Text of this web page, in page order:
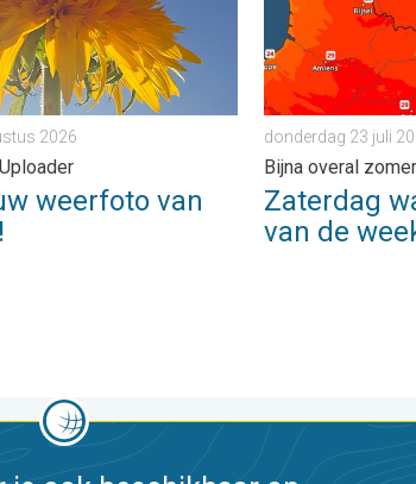
2026
weerfoto van
donderdag 23 juli
Bijna overal
Zaterdag
van de